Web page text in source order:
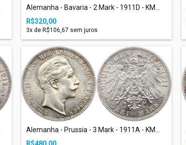
Alemanha - Bavaria - 2 Mark - 1911D - KM...
R$320,00
3x de R$106,67 sem juros
Alemanha - Prussia - 3 Mark - 1911A - KM...